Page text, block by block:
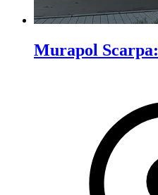
Murapol Scarpa: